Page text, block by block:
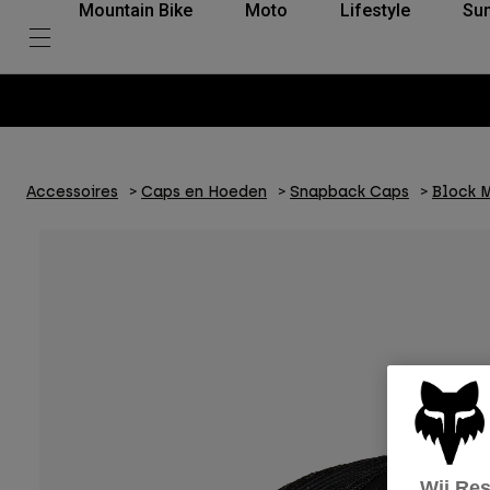
Mountain Bike Moto Lifestyle
Accessoires Caps en Hoeden Snapback Caps Block